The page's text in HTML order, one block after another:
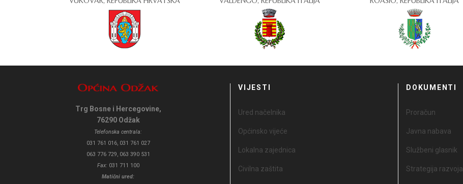
Trg Bosne i Hercegovine,
76290 Odžak
Telefonska centrala:
031 761 016, 031 761 027
063 776 729, 063 390 531
Fax: 031 711 100
Matični ured:
VIJESTI
Ured načelnika
Općinsko vijeće
Lokalna zajednica
Civilna zaštita
DOKUMENTI
Proračun
Javna nabava
Službeni glasnik
Strategija razvoja